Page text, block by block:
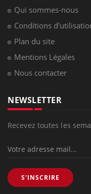
Qui sommes-nous
Conditions
Plan du site
Mentions Légales
Nous contacter
NEWSLETTER
Recevez toutes les
S'INSCRIRE